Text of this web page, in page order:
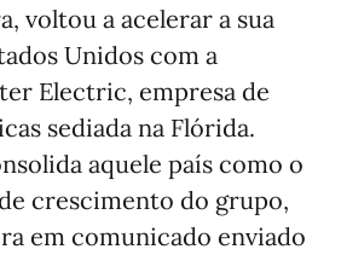
voltou a acelerar a sua
Unidos com a
Electric, empresa de
sediada na Flórida.
aquele país como o
crescimento do grupo,
em comunicado enviado